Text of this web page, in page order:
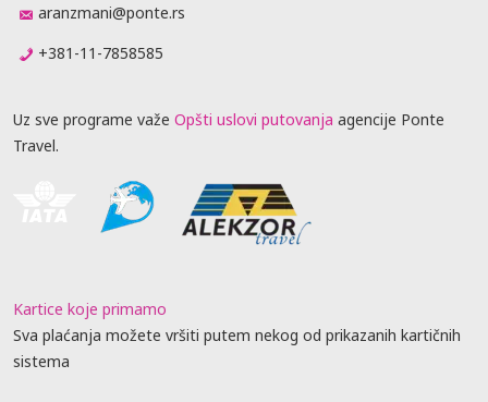
aranzmani@ponte.rs
+381-11-7858585
Uz sve programe važe Opšti uslovi putovanja agencije Ponte
Travel.
Kartice koje primamo
Sva plaćanja možete vršiti putem nekog od prikazanih kartičnih
sistema